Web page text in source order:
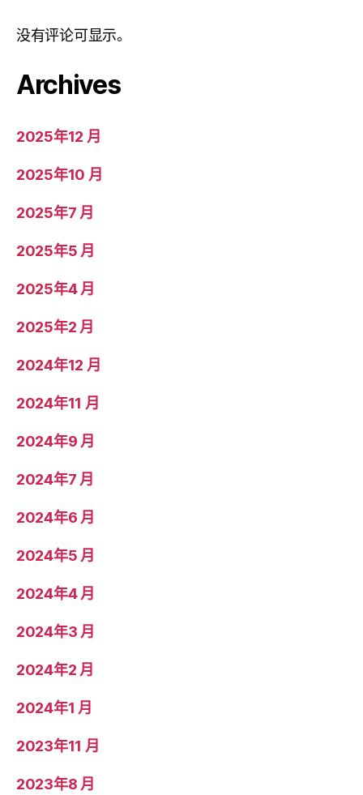
没有评论可显示。
Archives
2025年12 月
2025年10 月
2025年7 月
2025年5 月
2025年4 月
2025年2 月
2024年12 月
2024年11 月
2024年9 月
2024年7 月
2024年6 月
2024年5 月
2024年4 月
2024年3 月
2024年2 月
2024年1 月
2023年11 月
2023年8 月